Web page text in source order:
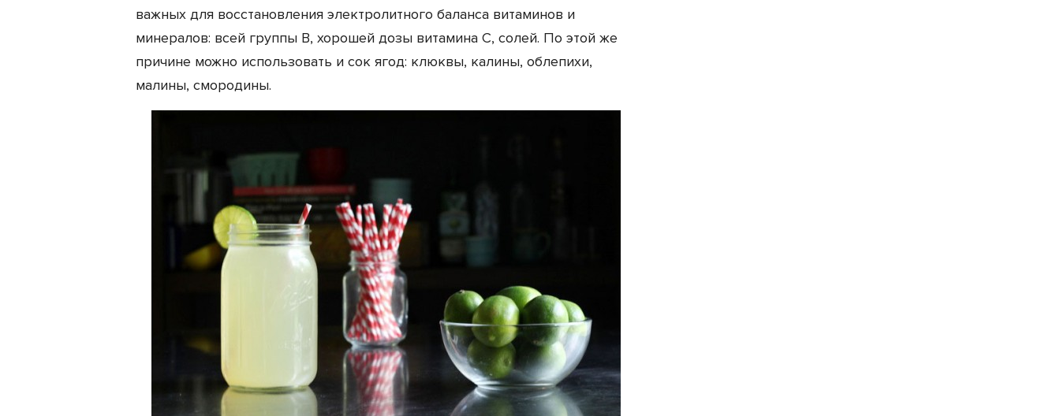
важных для восстановления электролитного баланса витаминов и
минералов: всей группы В, хорошей дозы витамина С, солей. По этой же
причине можно использовать и сок ягод: клюквы, калины, облепихи,
малины, смородины.